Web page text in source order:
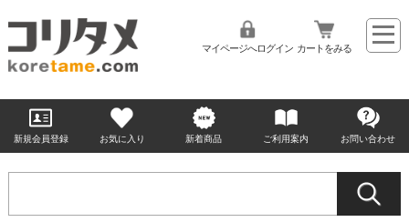
マイページへログイン カートをみる
新規会員登録 お気に入り 新着商品 ご利用案内 お問い合わせ